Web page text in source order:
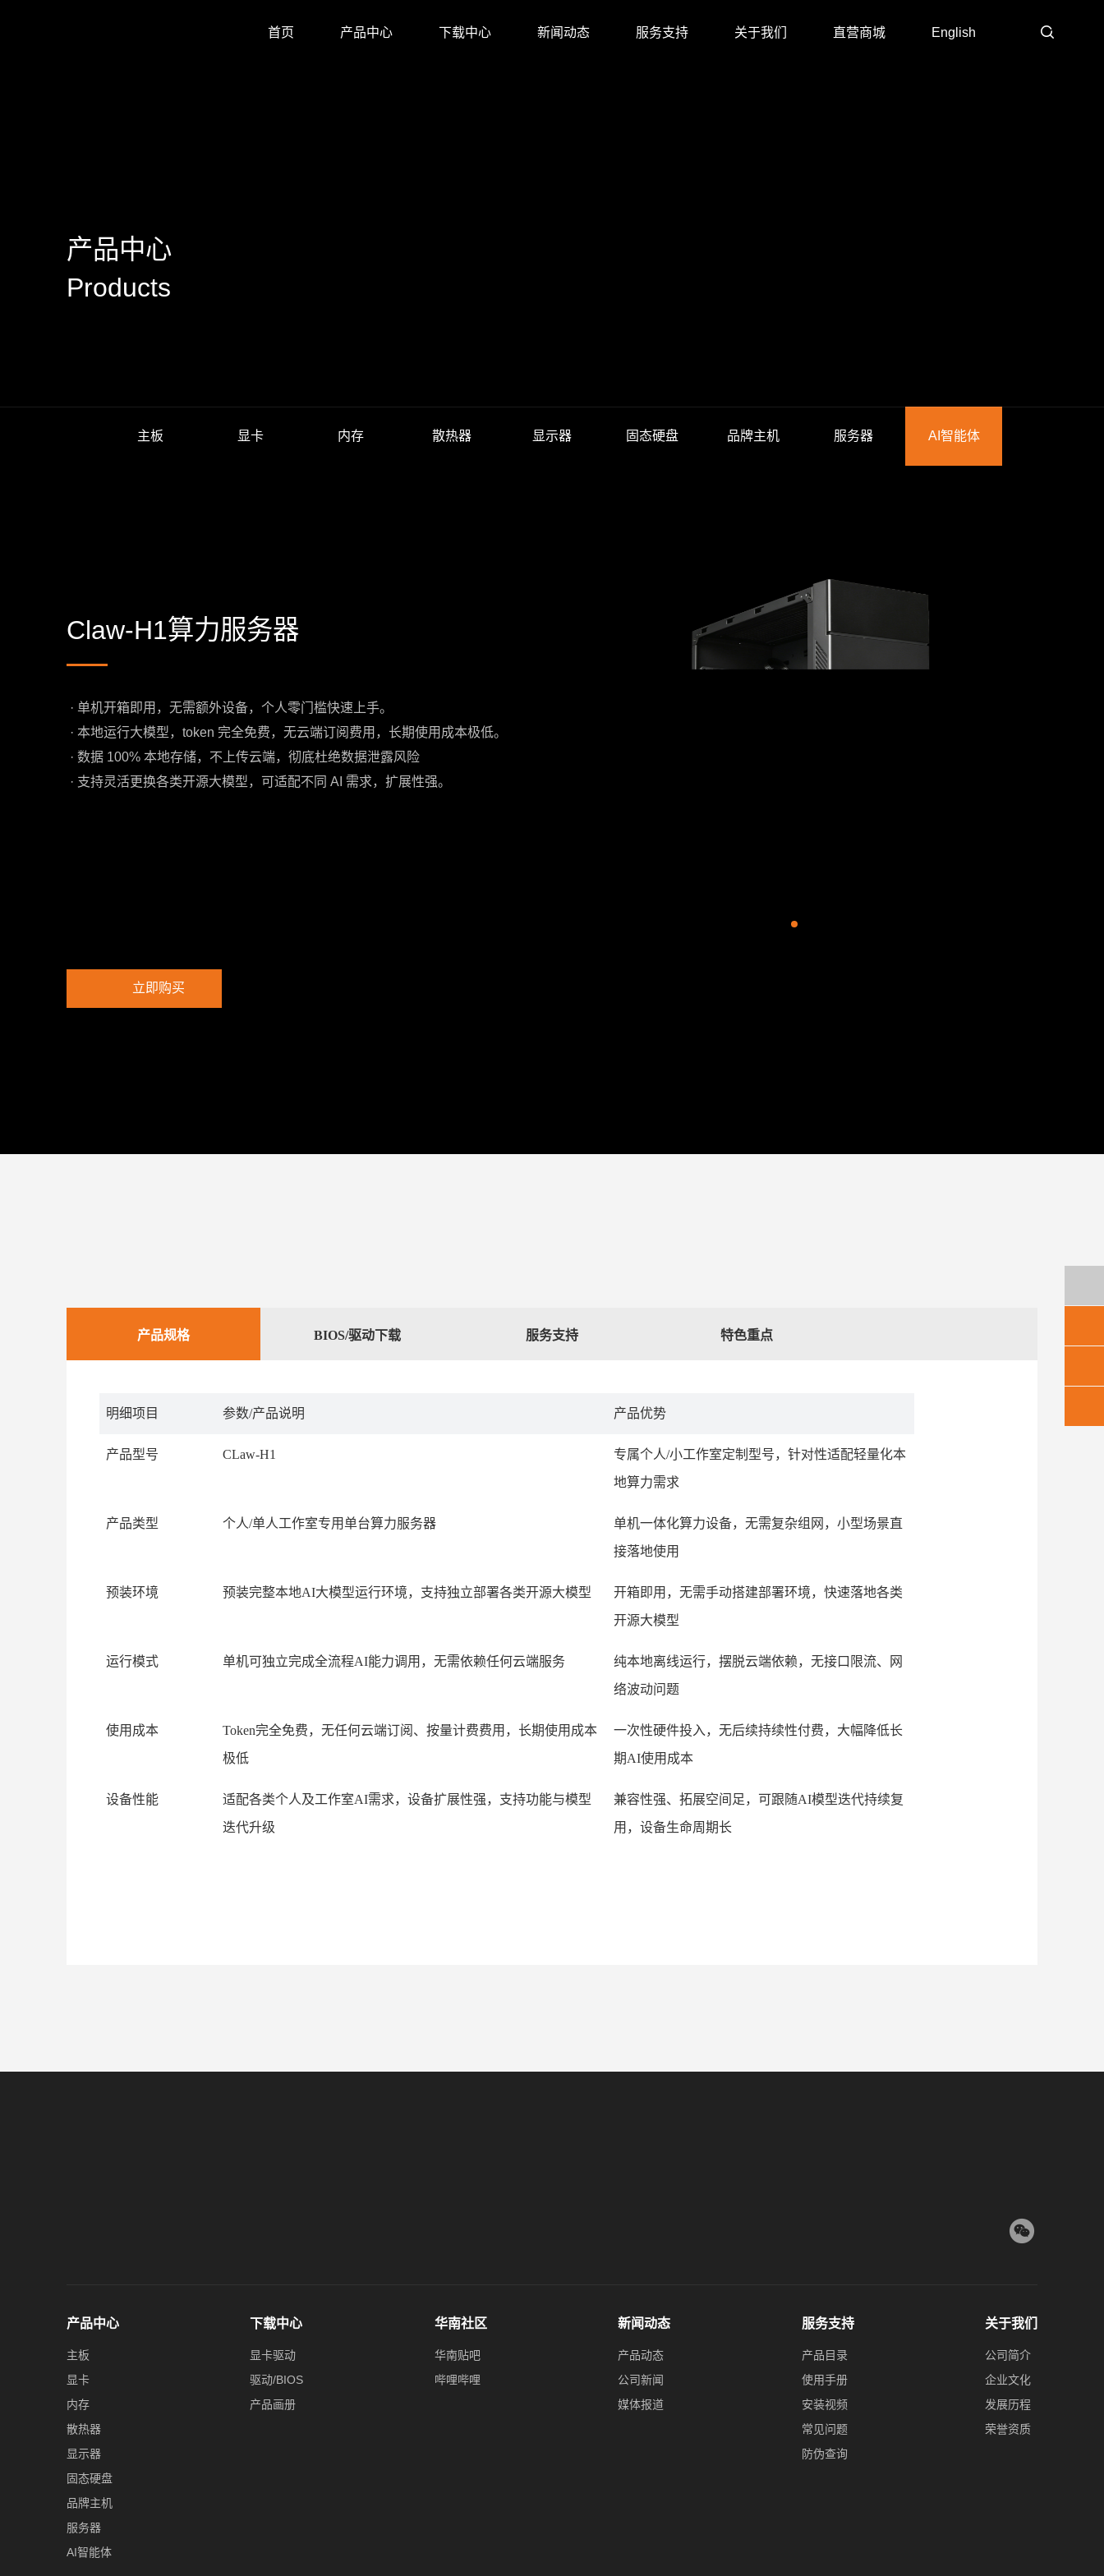
首页 产品中心 下载中心 新闻动态 服务支持 关于我们 直营商城 English
产品中心
Products
主板 显卡 内存 散热器 显示器 固态硬盘 品牌主机 服务器 AI智能体
Claw-H1算力服务器
· 单机开箱即用，无需额外设备，个人零门槛快速上手。
· 本地运行大模型，token 完全免费，无云端订阅费用，长期使用成本极低。
· 数据 100% 本地存储，不上传云端，彻底杜绝数据泄露风险
· 支持灵活更换各类开源大模型，可适配不同 AI 需求，扩展性强。
立即购买
产品规格 BIOS/驱动下载 服务支持 特色重点
明细项目 参数/产品说明 产品优势
产品型号 CLaw-H1
专属个人/小工作室定制型号，针对性适配轻量化本
地算力需求
产品类型 个人/单人工作室专用单台算力服务器
单机一体化算力设备，无需复杂组网，小型场景直
接落地使用
预装环境 预装完整本地AI大模型运行环境，支持独立部署各类开源大模型
开箱即用，无需手动搭建部署环境，快速落地各类
开源大模型
运行模式 单机可独立完成全流程AI能力调用，无需依赖任何云端服务
纯本地离线运行，摆脱云端依赖，无接口限流、网
络波动问题
使用成本
Token完全免费，无任何云端订阅、按量计费费用，长期使用成本
极低
一次性硬件投入，无后续持续性付费，大幅降低长
期AI使用成本
设备性能
适配各类个人及工作室AI需求，设备扩展性强，支持功能与模型
迭代升级
兼容性强、拓展空间足，可跟随AI模型迭代持续复
用，设备生命周期长
产品中心
主板
显卡
内存
散热器
显示器
固态硬盘
品牌主机
服务器
AI智能体
下载中心
显卡驱动
驱动/BIOS
产品画册
华南社区
华南贴吧
哔哩哔哩
新闻动态
产品动态
公司新闻
媒体报道
服务支持
产品目录
使用手册
安装视频
常见问题
防伪查询
关于我们
公司简介
企业文化
发展历程
荣誉资质